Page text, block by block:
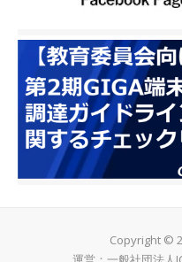
Copyright ©